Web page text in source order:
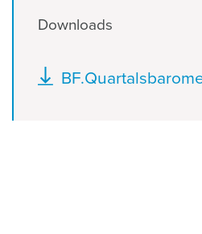
Downloads
Dokument